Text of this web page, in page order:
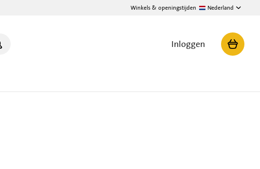
Winkels & openingstijden Nederland
Inloggen